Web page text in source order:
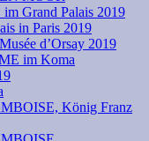
Grand Palais 2019
in Paris 2019
d’Orsay 2019
im Koma
König Franz